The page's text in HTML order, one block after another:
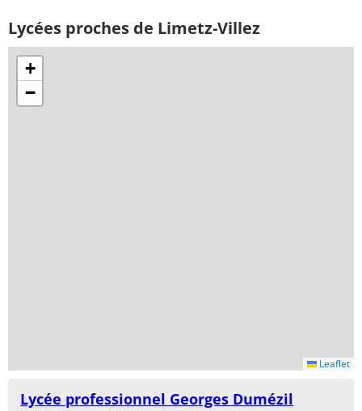
Lycées proches de Limetz-Villez
+
−
Leaflet
Lycée professionnel Georges Dumézil